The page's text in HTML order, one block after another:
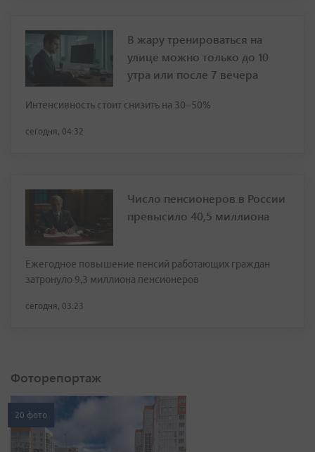
В жару тренироваться на
улице можно только до 10
утра или после 7 вечера
Интенсивность стоит снизить на 30–50%
сегодня, 04:32
Число пенсионеров в России
превысило 40,5 миллиона
Ежегодное повышение пенсий работающих граждан
затронуло 9,3 миллиона пенсионеров
сегодня, 03:23
Фоторепортаж
20 фото